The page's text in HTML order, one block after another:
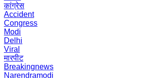
कांग्रेस
Accident
Congress
Modi
Delhi
Viral
मारपीट
Breakingnews
Narendramodi